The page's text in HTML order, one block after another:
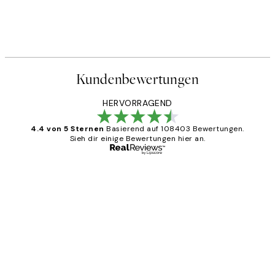
Kundenbewertungen
HERVORRAGEND
4.4 von 5 Sternen Basierend auf 108403 Bewertungen.
Sieh dir einige Bewertungen hier an.